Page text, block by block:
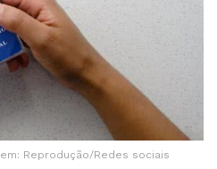
Reprodução/Redes sociais